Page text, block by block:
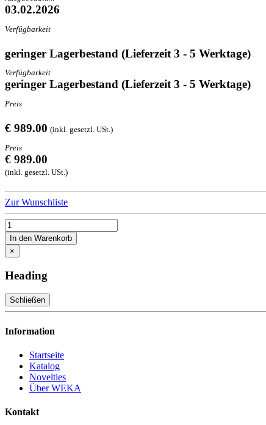
03.02.2026
Verfügbarkeit
geringer Lagerbestand (Lieferzeit 3 - 5 Werktage)
Verfügbarkeit
geringer Lagerbestand (Lieferzeit 3 - 5 Werktage)
Preis
€ 989.00 (inkl. gesetzl. USt.)
Preis
€ 989.00
(inkl. gesetzl. USt.)
Zur Wunschliste
In den Warenkorb
×
Heading
Schließen
Information
Startseite
Katalog
Novelties
Über WEKA
Kontakt